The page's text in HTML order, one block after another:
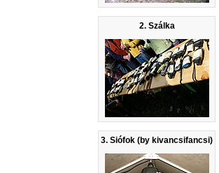
2. Szálka
3. Siófok (by kivancsifancsi)